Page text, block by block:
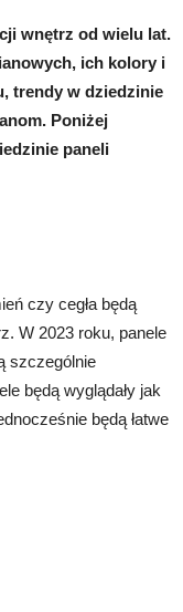
wnętrz od wielu lat.
ich kolory i
trendy w dziedzinie
Poniżej
paneli
czy cegła będą
W 2023 roku, panele
szczególnie
będą wyglądały jak
będą łatwe